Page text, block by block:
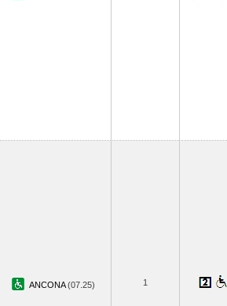
ANCONA(07.25) 1